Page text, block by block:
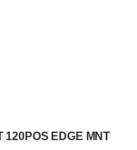
120POS EDGE MNT